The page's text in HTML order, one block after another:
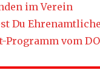
im Verein
Du Ehrenamtliche
Programm vom